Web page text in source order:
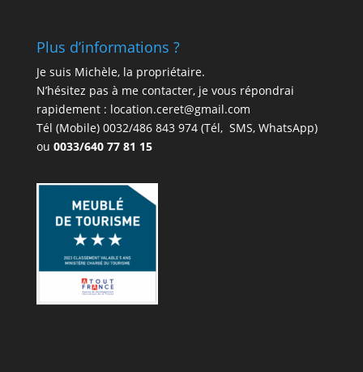
Plus d’informations ?
Je suis Michèle, la propriétaire.
N’hésitez pas à me contacter, je vous répondrai
rapidement : location.ceret@gmail.com
Tél (Mobile) 0032/486 843 974(Tél, SMS, WhatsApp)
ou 0033/640 77 81 15